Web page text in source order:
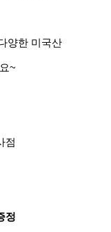
양한 미국산
~
점
정